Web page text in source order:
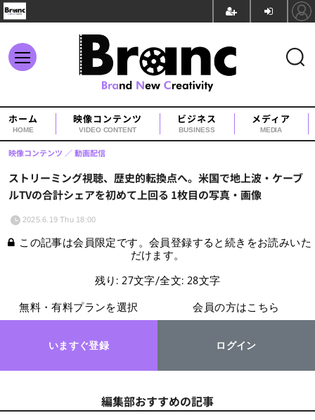
ホーム
HOME
映像コンテンツ
VIDEO CONTENT
ビジネス
BUSINESS
メディア
MEDIA
ストリーミング視聴、歴史的転換点へ。米国で地上波・ケーブ
ルTVの合計シェアを初めて上回る 1枚目の写真・画像
映像コンテンツ 動画配信
2025.6.19 Thu 18:00
この記事は会員限定です。会員登録すると続きをお読みいた
だけます。
残り: 27文字/全文: 28文字
無料・有料プランを選択
いますぐ登録
会員の方はこちら
ログイン
編集部おすすめの記事